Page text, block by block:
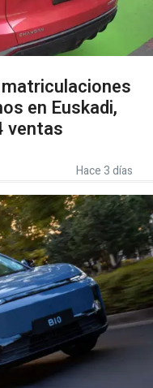
matriculaciones
en Euskadi,
ventas
Hace 3 días